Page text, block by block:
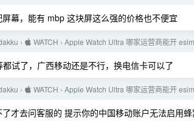
屏幕，能有 mbp 这块屏这么强的价格也不便宜
›  WATCH › Apple Watch Ultra 哪家运营商能开 esim
试了，广西移动还是不行，换电信卡可以了
›  WATCH › Apple Watch Ultra 哪家运营商能开 esim
才去问客服的 提示你的中国移动账户无法启用